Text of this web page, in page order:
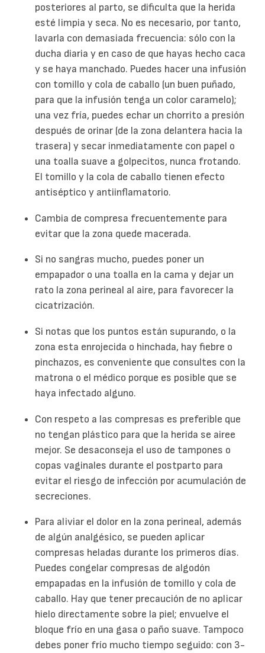
posteriores al parto, se dificulta que la herida
esté limpia y seca. No es necesario, por tanto,
lavarla con demasiada frecuencia: sólo con la
ducha diaria y en caso de que hayas hecho caca
y se haya manchado. Puedes hacer una infusión
con tomillo y cola de caballo (un buen puñado,
para que la infusión tenga un color caramelo);
una vez fría, puedes echar un chorrito a presión
después de orinar (de la zona delantera hacia la
trasera) y secar inmediatamente con papel o
una toalla suave a golpecitos, nunca frotando.
El tomillo y la cola de caballo tienen efecto
antiséptico y antiinflamatorio.
Cambia de compresa frecuentemente para
evitar que la zona quede macerada.
Si no sangras mucho, puedes poner un
empapador o una toalla en la cama y dejar un
rato la zona perineal al aire, para favorecer la
cicatrización.
Si notas que los puntos están supurando, o la
zona esta enrojecida o hinchada, hay fiebre o
pinchazos, es conveniente que consultes con la
matrona o el médico porque es posible que se
haya infectado alguno.
Con respeto a las compresas es preferible que
no tengan plástico para que la herida se airee
mejor. Se desaconseja el uso de tampones o
copas vaginales durante el postparto para
evitar el riesgo de infección por acumulación de
secreciones.
Para aliviar el dolor en la zona perineal, además
de algún analgésico, se pueden aplicar
compresas heladas durante los primeros días.
Puedes congelar compresas de algodón
empapadas en la infusión de tomillo y cola de
caballo. Hay que tener precaución de no aplicar
hielo directamente sobre la piel; envuelve el
bloque frío en una gasa o paño suave. Tampoco
debes poner frío mucho tiempo seguido: con 3-